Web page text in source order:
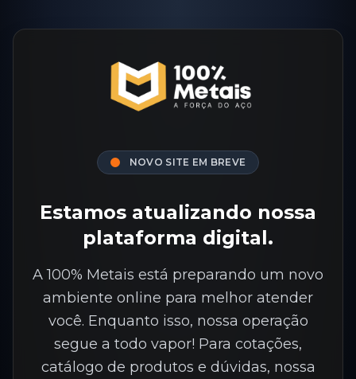
NOVO SITE EM BREVE
Estamos atualizando nossa
plataforma digital.
A 100% Metais está preparando um novo
ambiente online para melhor atender
você. Enquanto isso, nossa operação
segue a todo vapor! Para cotações,
catálogo de produtos e dúvidas, nossa